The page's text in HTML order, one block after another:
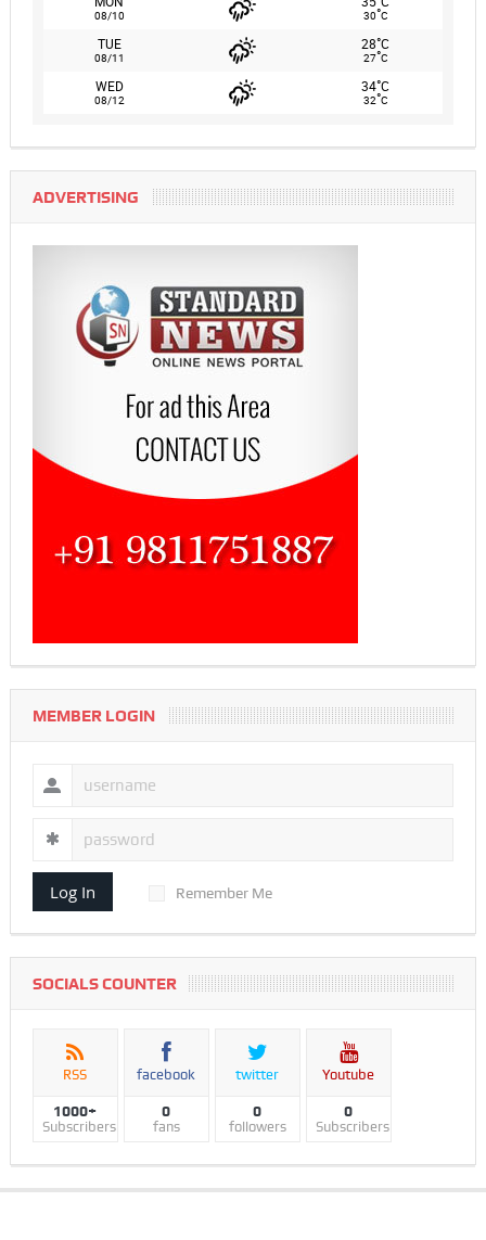
08/10 30°C
TUE
08/11
28°C
27°C
WED
08/12
34°C
32°C
ADVERTISING
MEMBER LOGIN
Log In Remember Me
SOCIALS COUNTER
RSS
1000+
Subscribers
facebook
0
fans
twitter
0
followers
Youtube
0
Subscribers